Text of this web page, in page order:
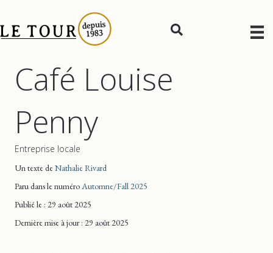
Café Louise
Penny
Entreprise locale
Un texte deNathalie Rivard
Paru dans le numéroAutomne/Fall 2025
Publié le : 29 août 2025
Dernière mise à jour: 29 août 2025